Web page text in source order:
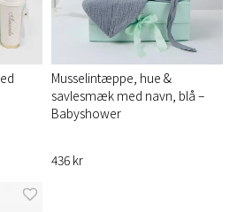
Musselintæppe, hue &
savlesmæk med navn, blå –
Babyshower
436 kr